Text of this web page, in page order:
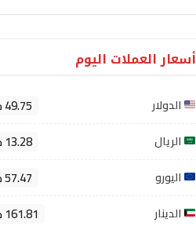
أسعار العملات اليوم
الدولار 49.75 ج.م
الريال 13.28 ج.م
اليورو 57.47 ج.م
الدينار 161.81 ج.م